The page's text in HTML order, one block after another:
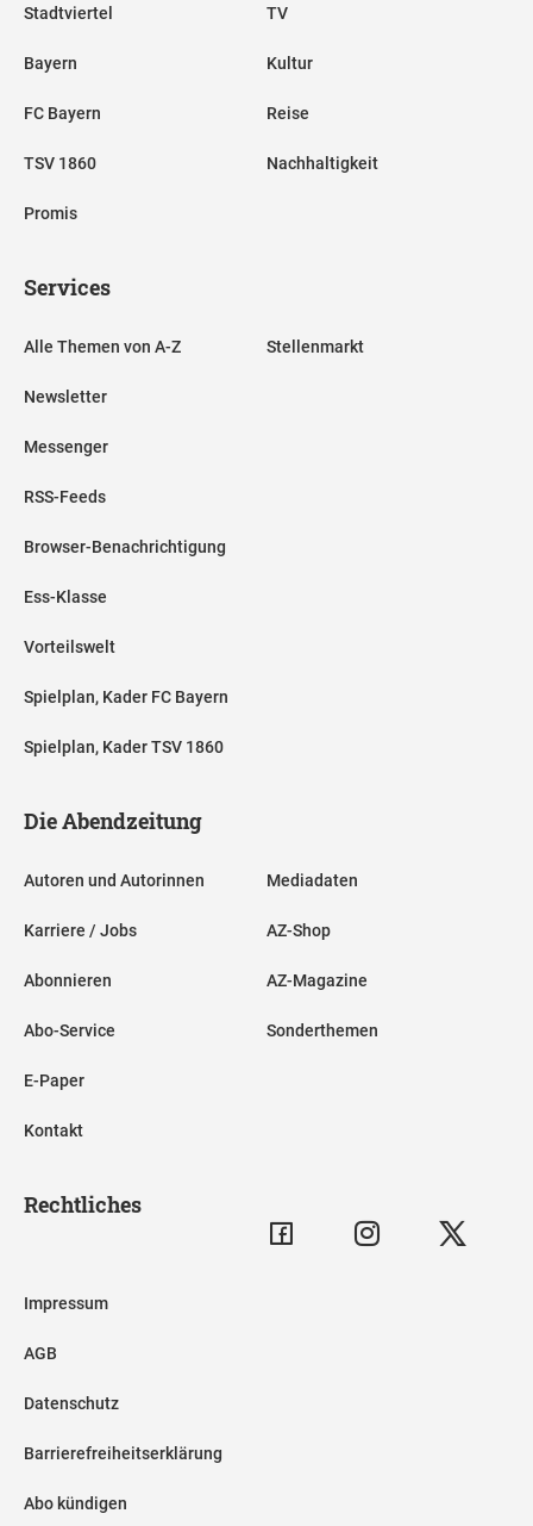
Stadtviertel
Bayern
FC Bayern
TSV 1860
Promis
TV
Kultur
Reise
Nachhaltigkeit
Services
Alle Themen von A-Z
Newsletter
Messenger
RSS-Feeds
Browser-Benachrichtigung
Ess-Klasse
Vorteilswelt
Spielplan, Kader FC Bayern
Spielplan, Kader TSV 1860
Stellenmarkt
Die Abendzeitung
Autoren und Autorinnen
Karriere / Jobs
Abonnieren
Abo-Service
E-Paper
Kontakt
Mediadaten
AZ-Shop
AZ-Magazine
Sonderthemen
Rechtliches
Impressum
AGB
Datenschutz
Barrierefreiheitserklärung
Abo kündigen